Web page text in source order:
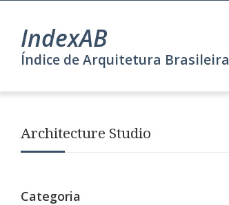
IndexAB
Índice de Arquitetura Brasileira
Architecture Studio
Categoria